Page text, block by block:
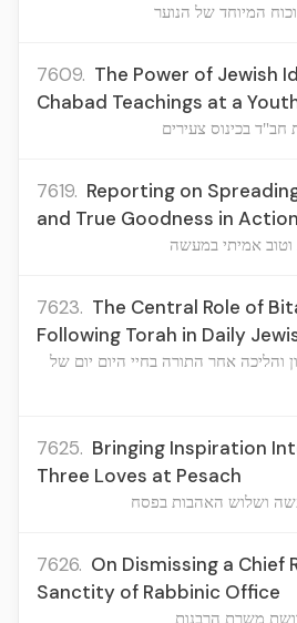
המיוחד של הנוער
7609. The Power of Jewish
Chabad Teachings at a
חב"ד בכינוס צעירים
7619. Reporting on
and True Goodness in Action
וטוב אמיתי במעשה
7623. The Central Role of
Following Torah in Daily
והליכה אחר התורה בחיי היום יום של
7625. Bringing Inspiration
Three Loves at Pesach
ושלוש האהבות בפסח
7626. On Dismissing a Chief
Sanctity of Rabbinic Office
משרת הרבנות